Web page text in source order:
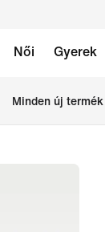
Női Gyerek
Minden új termék